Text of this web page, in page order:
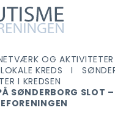
OG AKTIVITETER
KREDS
I KREDSEN
SØNDERBORG SLOT –